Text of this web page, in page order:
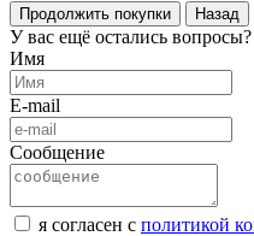
Продолжить покупки Назад
У вас ещё остались вопросы?
Имя
E-mail
Сообщение
я согласен с политикой